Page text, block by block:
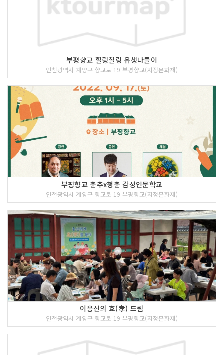
부평향교 힐링칠링 유생나들이
인천광역시 계양구 향교로 19 부평향교(지정문화재)
부평향교 춘추x청춘 감성인문학교
인천광역시 계양구 향교로 19 부평향교(지정문화재)
이응신의 효(孝) 드림
인천광역시 계양구 향교로 19 부평향교(지정문화재)